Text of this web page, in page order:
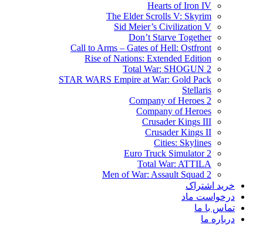
Hearts of Iron IV
The Elder Scrolls V: Skyrim
Sid Meier’s Civilization V
Don’t Starve Together
Call to Arms – Gates of Hell: Ostfront
Rise of Nations: Extended Edition
Total War: SHOGUN 2
STAR WARS Empire at War: Gold Pack
Stellaris
Company of Heroes 2
Company of Heroes
Crusader Kings III
Crusader Kings II
Cities: Skylines
Euro Truck Simulator 2
Total War: ATTILA
Men of War: Assault Squad 2
خرید اشتراک
درخواست ماد
تماس با ما
درباره ما